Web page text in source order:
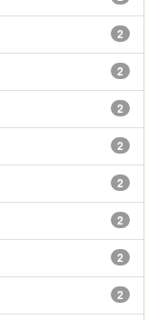
2
2
2
2
2
2
2
2